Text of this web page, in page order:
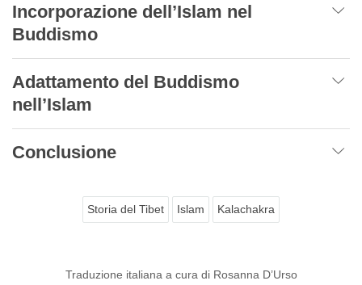
Incorporazione dell’Islam nel
Buddismo
Adattamento del Buddismo
nell’Islam
Conclusione
Storia del Tibet Islam Kalachakra
Traduzione italiana a cura di Rosanna D’Urso